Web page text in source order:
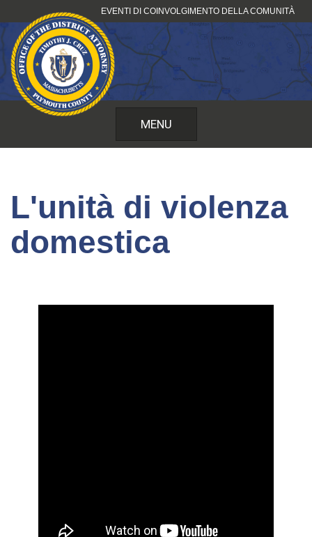
al
contenuto
EVENTI DI COINVOLGIMENTO DELLA COMUNITÀ
MENU
L'unità di violenza
domestica